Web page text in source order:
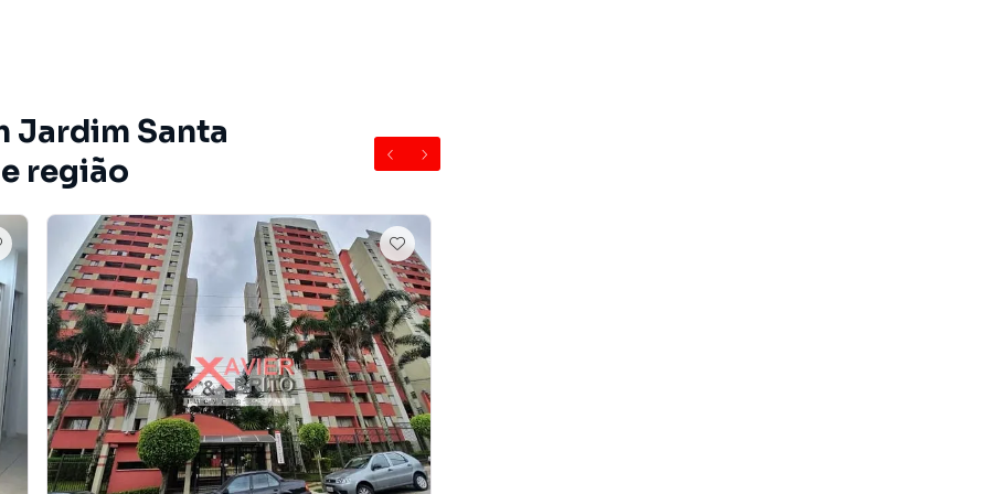
bairro Jardim Santa Terezinha (Zona Leste), em São
mais informações sobre Apartamento em São Paulo?
(11) 2783-2000.
apartamentos, casas residenciais e comerciais,
ou locação, além de empreendimentos em
Santa Terezinha (Zona Leste) e em outras regiões de
para encontrar o imóvel que mais combina com seu
Jardim Santa
região